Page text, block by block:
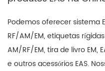
Podemos oferecer sistema
RF/AM/EM, etiquetas
AM/RF/EM, tira de livro EM,
e outros acessórios EAS.